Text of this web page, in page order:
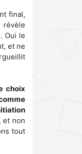
final,
révèle
Oui le
et ne
choix
et non
tout